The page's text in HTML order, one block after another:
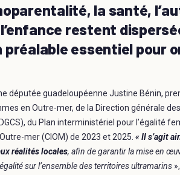
la santé,
restent
essentiel pour
députée guadeloupéenne Justine Bénin,
en Outre-mer, de la Direction générale
du Plan interministériel pour l’égalité
mer (CIOM) de 2023 et 2025. « Il s’agit
réalités locales, afin de garantir la mise en
sur l’ensemble des territoires ultramarins